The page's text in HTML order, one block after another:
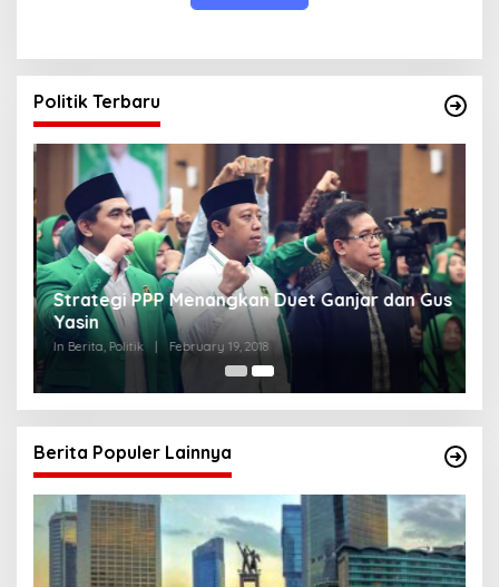
Politik Terbaru
Strategi PPP Menangkan Duet Ganjar dan Gus
Yasin
In Berita, Politik February 19, 2018
Berita Populer Lainnya